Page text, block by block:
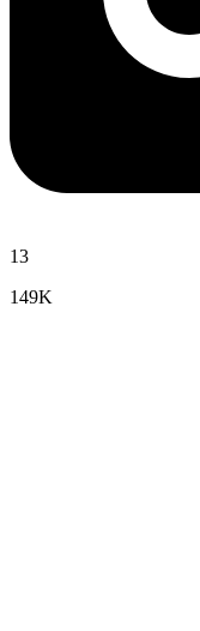
13
149K